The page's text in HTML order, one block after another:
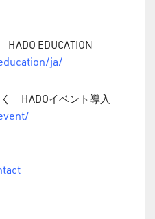
EDUCATION
ja/
｜HADOイベント導入